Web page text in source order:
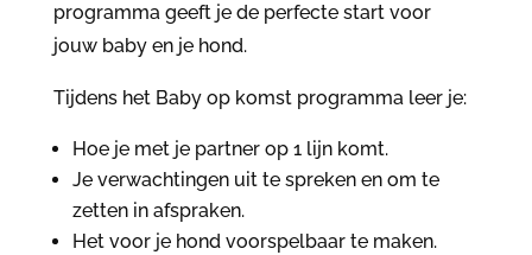
programma geeft je de perfecte start voor
jouw baby en je hond.
Tijdens het Baby op komst programma leer je:
Hoe je met je partner op 1 lijn komt.
Je verwachtingen uit te spreken en om te
zetten in afspraken.
Het voor je hond voorspelbaar te maken.